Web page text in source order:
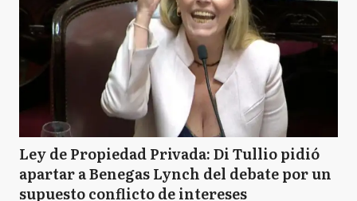
Ley de Propiedad Privada: Di Tullio pidió
apartar a Benegas Lynch del debate por un
supuesto conflicto de intereses